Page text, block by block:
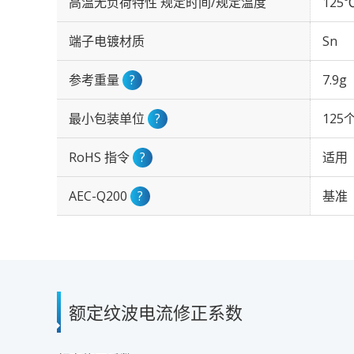
端子电镀材质 Sn
参考重量 ? 7.9g
最小包装单位 ? 125
RoHS 指令 ? 适用
AEC-Q200 ? 基准
额定纹波电流修正系数